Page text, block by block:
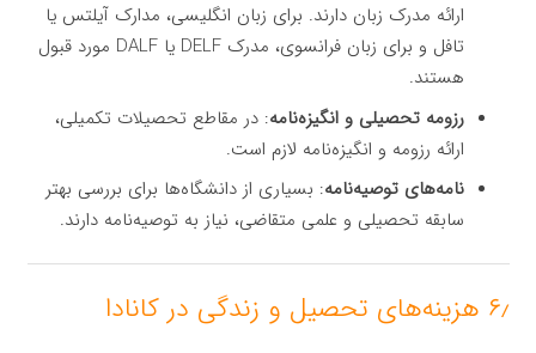
ارائه مدرک زبان دارند. برای زبان انگلیسی، مدارک آیلتس یا
تافل و برای زبان فرانسوی، مدرک DELF یا DALF مورد قبول
هستند.
رزومه تحصیلی و انگیزه‌نامه: در مقاطع تحصیلات تکمیلی،
ارائه رزومه و انگیزه‌نامه لازم است.
نامه‌های توصیه‌نامه: بسیاری از دانشگاه‌ها برای بررسی بهتر
سابقه تحصیلی و علمی متقاضی، نیاز به توصیه‌نامه دارند.
۶٫ هزینه‌های تحصیل و زندگی در کانادا